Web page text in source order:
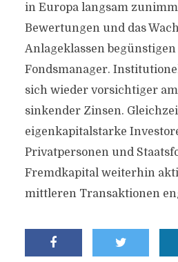
in Europa langsam
Bewertungen und das
Anlageklassen begünstigen
Fondsmanager.
sich wieder vorsichtiger
sinkender Zinsen.
eigenkapitalstarke
Privatpersonen und
Fremdkapital weiterhin
mittleren Transaktionen